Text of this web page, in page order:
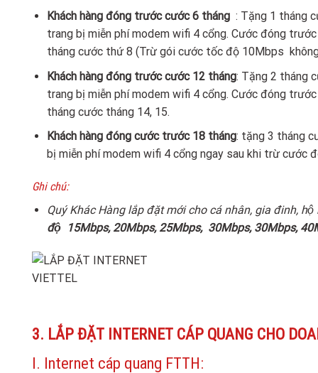
Khách hàng đóng trước cước 6 tháng : Tặng 1 tháng
trang bị miễn phí modem wifi 4 cổng. Cước đóng
tháng cước thứ 8 (Trừ gói cước tốc độ 10Mbps
Khách hàng đóng trước cước 12 tháng: Tặng 2 tháng
trang bị miễn phí modem wifi 4 cổng. Cước đóng
tháng cước tháng 14, 15.
Khách hàng đóng cước trước 18 tháng: tặng 3 tháng
bị miễn phí modem wifi 4 cổng ngay sau khi trừ cước
Ghi chú:
Quý Khác Hàng lắp đặt mới cho cá nhân, gia đinh,
độ 15Mbps, 20Mbps, 25Mbps, 30Mbps, 30Mbps,
3. LẮP ĐẶT INTERNET CÁP QUANG CHO
I. Internet cáp quang FTTH: